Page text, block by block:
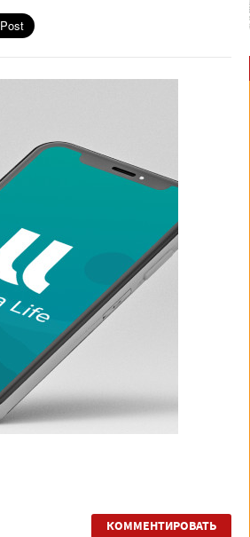
КОММЕНТИРОВАТЬ